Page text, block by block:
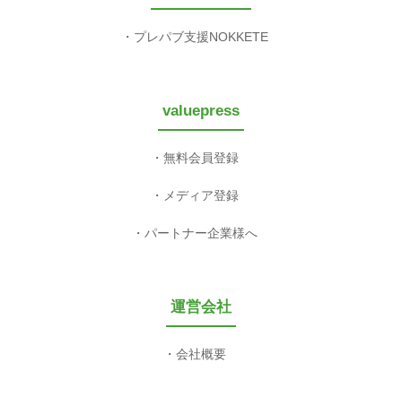
プレパブ支援NOKKETE
valuepress
無料会員登録
メディア登録
パートナー企業様へ
運営会社
会社概要